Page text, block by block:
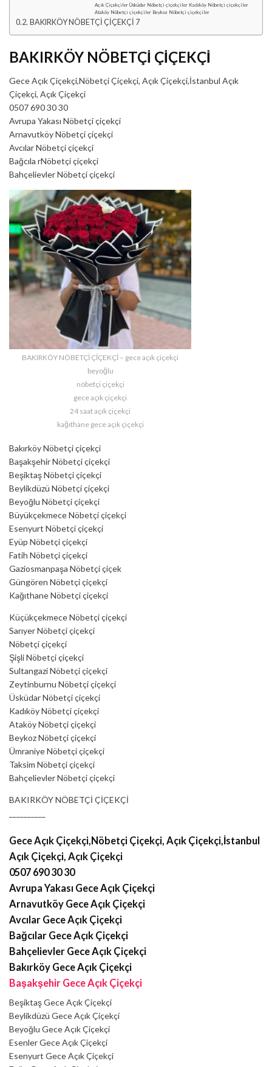
Açık Çiçekçiler Üsküdar Nöbetçi çiçekçiler Kadıköy Nöbetçi çiçekçiler
Ataköy Nöbetçi çiçekçiler Beykoz Nöbetçi çiçekçiler
BAKIRKÖY NÖBETÇİ ÇİÇEKÇİ 7
BAKIRKÖY NÖBETÇİ ÇİÇEKÇİ
Gece Açık Çiçekçi,Nöbetçi Çiçekçi, Açık Çiçekçi,İstanbul Açık
Çiçekçi, Açık Çiçekçi
0507 690 30 30
Avrupa Yakası Nöbetçi çiçekçi
Arnavutköy Nöbetçi çiçekçi
Avcılar Nöbetçi çiçekçi
Bağcıla rNöbetçi çiçekçi
Bahçelievler Nöbetçi çiçekçi
BAKIRKÖY NÖBETÇİ ÇİÇEKÇİ – gece açık çiçekçi
beyoğlu
nöbetçi çiçekçi
gece açık çiçekçi
24 saat açık çiçekçi
kağıthane gece açık çiçekçi
Bakırköy Nöbetçi çiçekçi
Başakşehir Nöbetçi çiçekçi
Beşiktaş Nöbetçi çiçekçi
Beylikdüzü Nöbetçi çiçekçi
Beyoğlu Nöbetçi çiçekçi
Büyükçekmece Nöbetçi çiçekçi
Esenyurt Nöbetçi çiçekçi
Eyüp Nöbetçi çiçekçi
Fatih Nöbetçi çiçekçi
Gaziosmanpaşa Nöbetçi çiçek
Güngören Nöbetçi çiçekçi
Kağıthane Nöbetçi çiçekçi
Küçükçekmece Nöbetçi çiçekçi
Sarıyer Nöbetçi çiçekçi
Nöbetçi çiçekçi
Şişli Nöbetçi çiçekçi
Sultangazi Nöbetçi çiçekçi
Zeytinburnu Nöbetçi çiçekçi
Üsküdar Nöbetçi çiçekçi
Kadıköy Nöbetçi çiçekçi
Ataköy Nöbetçi çiçekçi
Beykoz Nöbetçi çiçekçi
Ümraniye Nöbetçi çiçekçi
Taksim Nöbetçi çiçekçi
Bahçelievler Nöbetçi çiçekçi
BAKIRKÖY NÖBETÇİ ÇİÇEKÇİ
Gece Açık Çiçekçi,Nöbetçi Çiçekçi, Açık Çiçekçi,İstanbul
Açık Çiçekçi, Açık Çiçekçi
0507 690 30 30
Avrupa Yakası Gece Açık Çiçekçi
Arnavutköy Gece Açık Çiçekçi
Avcılar Gece Açık Çiçekçi
Bağcılar Gece Açık Çiçekçi
Bahçelievler Gece Açık Çiçekçi
Bakırköy Gece Açık Çiçekçi
Başakşehir Gece Açık Çiçekçi
Beşiktaş Gece Açık Çiçekçi
Beylikdüzü Gece Açık Çiçekçi
Beyoğlu Gece Açık Çiçekçi
Esenler Gece Açık Çiçekçi
Esenyurt Gece Açık Çiçekçi